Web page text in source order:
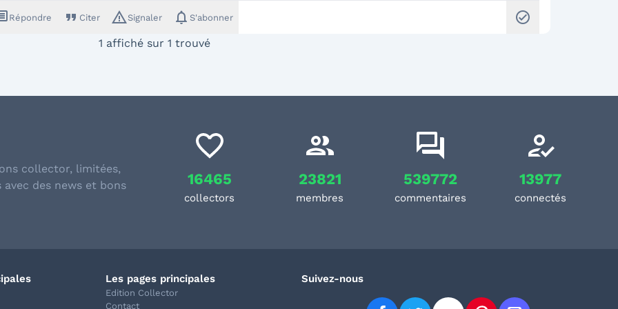
Répondre format_quote Citer warning_amberSignaler notifications S'abonner check_circle
1 affiché sur 1 trouvé
collector, limitées,
des news et bons
16465
collectors
23821
membres
539772
commentaires
13977
connectés
Les pages principales
Edition Collector
Contact
Suivez-nous